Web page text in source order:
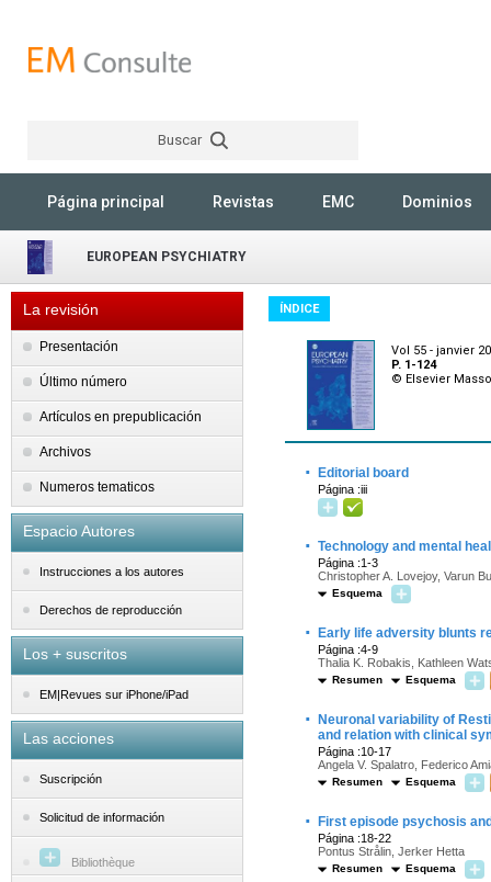
Buscar
Página principal Revistas EMC Dominios
EUROPEAN PSYCHIATRY
La revisión
Presentación
Último número
Artículos en prepublicación
Archivos
Numeros tematicos
Espacio Autores
Instrucciones a los autores
Derechos de reproducción
Los + suscritos
EM|Revues sur iPhone/iPad
Las acciones
Suscripción
Solicitud de información
Bibliothèque
ÍNDICE
Vol 55 - janvier
P. 1-124
© Elsevier
· Editorial board
Página :iii
· Technology and mental
Página :1-3
Christopher A. Lovejoy, Varun
Esquema
· Early life adversity blunts
Página :4-9
Thalia K. Robakis, Kathleen
Resumen Esquema
·
Neuronal variability of
and relation with clinical
Página :10-17
Angela V. Spalatro, Federico
Resumen Esquema
· First episode psychosis
Página :18-22
Pontus Strålin, Jerker Hetta
Resumen Esquema